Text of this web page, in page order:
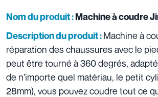
Nom du produit :Machine à coudre
Description du produit :Machine à
réparation des chaussures avec le
peut être tourné à 360 degrés,
de n’importe quel matériau, le petit
28mm), vous pouvez coudre tout ce